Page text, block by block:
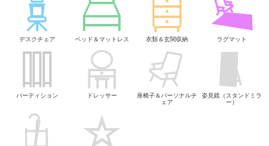
デスクチェア ベッド＆マットレス 衣類＆玄関収納 ラグマット
パーティション ドレッサー
座椅子＆パーソナルチ
ェア
姿見鏡（スタンドミラ
ー）